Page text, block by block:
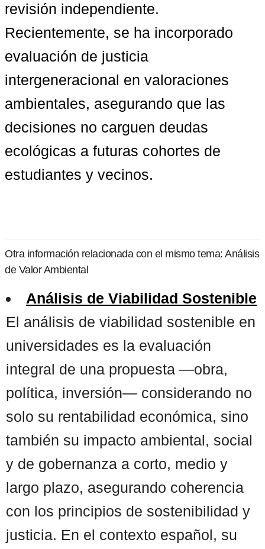
revisión independiente.
evaluación de justicia
intergeneracional en valoraciones
ambientales, asegurando que las
decisiones no carguen deudas
ecológicas a futuras cohortes de
estudiantes y vecinos.
Otra información relacionada con el mismo tema: Análisis
de Valor Ambiental
Análisis de Viabilidad Sostenible
El análisis de viabilidad sostenible en
universidades es la evaluación
integral de una propuesta —obra,
política, inversión— considerando no
solo su rentabilidad económica, sino
también su impacto ambiental, social
y de gobernanza a corto, medio y
largo plazo, asegurando coherencia
con los principios de sostenibilidad y
justicia. En el contexto español, su